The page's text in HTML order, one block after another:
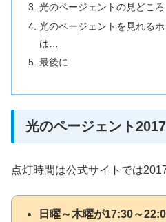
光のページェントの見どころ
光のページェントを見れる
は…
最後に
光のページェント
点灯時間は公式サイトでは
日曜～木曜が17:30～